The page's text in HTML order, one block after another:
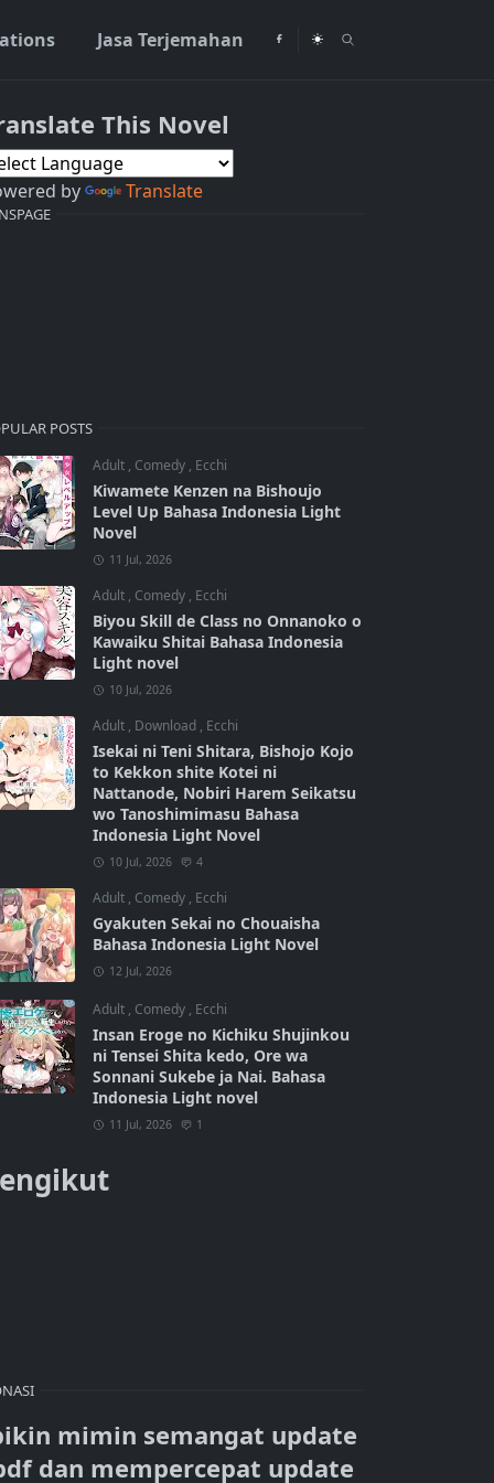
Jasa Terjemahan
This Novel
by Translate
POSTS
Adult , Comedy , Ecchi
Kiwamete Kenzen na Bishoujo
Level Up Bahasa Indonesia Light
Novel
11 Jul, 2026
Adult , Comedy , Ecchi
Biyou Skill de Class no Onnanoko o
Kawaiku Shitai Bahasa Indonesia
Light novel
10 Jul, 2026
Adult , Download , Ecchi
Isekai ni Teni Shitara, Bishojo Kojo
to Kekkon shite Kotei ni
Nattanode, Nobiri Harem Seikatsu
wo Tanoshimimasu Bahasa
Indonesia Light Novel
10 Jul, 2026 4
Adult , Comedy , Ecchi
Gyakuten Sekai no Chouaisha
Bahasa Indonesia Light Novel
12 Jul, 2026
Adult , Comedy , Ecchi
Insan Eroge no Kichiku Shujinkou
ni Tensei Shita kedo, Ore wa
Sonnani Sukebe ja Nai. Bahasa
Indonesia Light novel
11 Jul, 2026 1
mimin semangat update
dan mempercepat update